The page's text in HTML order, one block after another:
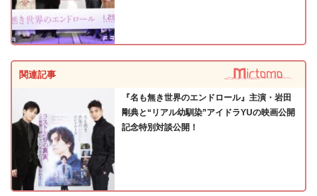
関連記事
『名も無き世界のエンドロール』主演・岩田
剛典と“リアル幼馴染”アイドラYUの映画公開
記念特別対談公開！